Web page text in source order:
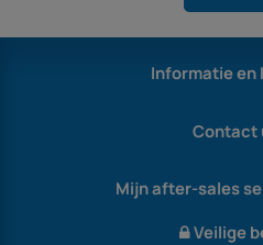
Informatie en
Contact
Mijn after-sales
Veilige